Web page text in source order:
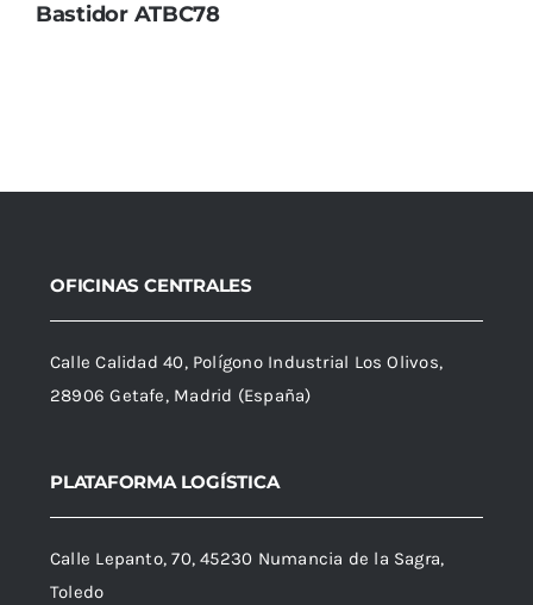
Bastidor ATBC78
OFICINAS CENTRALES
Calle Calidad 40, Polígono Industrial Los Olivos,
28906 Getafe, Madrid (España)
PLATAFORMA LOGÍSTICA
Calle Lepanto, 70, 45230 Numancia de la Sagra,
Toledo